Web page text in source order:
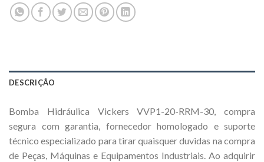
DESCRIÇÃO
Bomba Hidráulica Vickers VVP1-20-RRM-30, compra
segura com garantia, fornecedor homologado e suporte
técnico especializado para tirar quaisquer duvidas na compra
de Peças, Máquinas e Equipamentos Industriais. Ao adquirir